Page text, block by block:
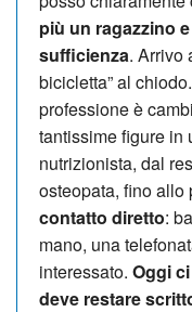
più un ragazzino
sufficienza. Arrivo
bicicletta” al
professione è
tantissime figure in
nutrizionista, dal
osteopata, fino allo
contatto diretto:
mano, una
interessato. Oggi
deve restare